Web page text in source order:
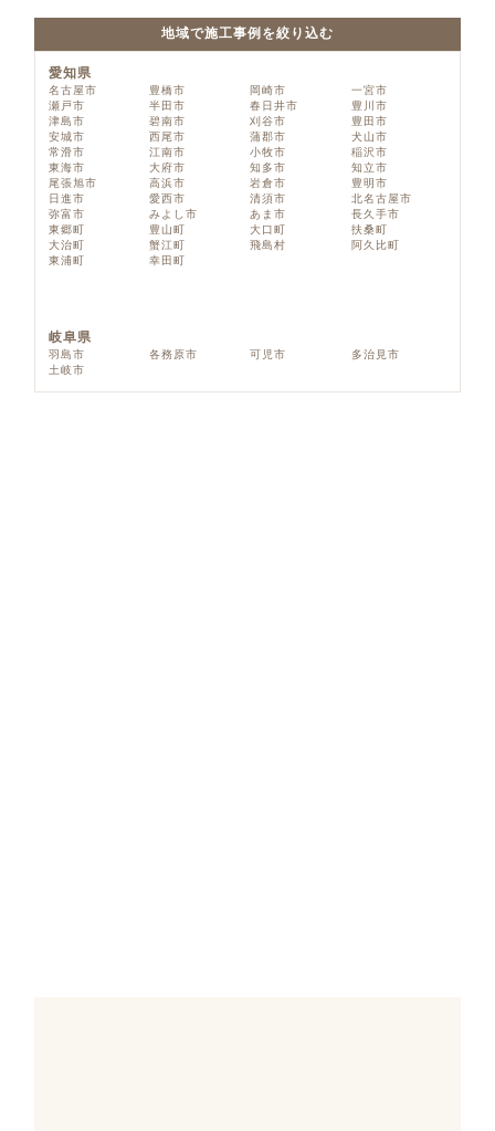
地域で施工事例を絞り込む
愛知県
名古屋市 豊橋市 岡崎市
一宮市
瀬戸市
半田市 春日井市
豊川市
津島市
碧南市 刈谷市
豊田市
安城市
西尾市 蒲郡市
犬山市
常滑市
江南市 小牧市
稲沢市
東海市
大府市 知多市
知立市
尾張旭市
高浜市 岩倉市
豊明市
日進市
愛西市 清須市
北名古屋市
弥富市
みよし市 あま市
長久手市
東郷町
豊山町 大口町
扶桑町
大治町
蟹江町 飛島村
阿久比町
東浦町
幸田町
岐阜県
羽島市 各務原市 可児市
多治見市
土岐市